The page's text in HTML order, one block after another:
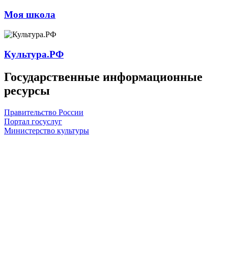
Моя школа
Культура.РФ
Государственные информационные
ресурсы
Правительство России
Портал госуслуг
Министерство культуры